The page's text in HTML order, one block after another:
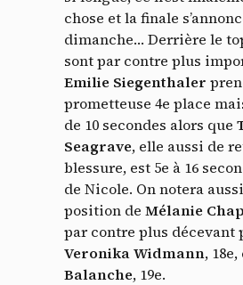
chose et la finale
dimanche… Derrière le
sont par contre plus
Emilie Siegenthaler
prometteuse 4e place
de 10 secondes alors que
Seagrave, elle aussi de
blessure, est 5e à 16
de Nicole. On notera
position de Mélanie
par contre plus décevant
Veronika Widmann, 18e,
Balanche, 19e.